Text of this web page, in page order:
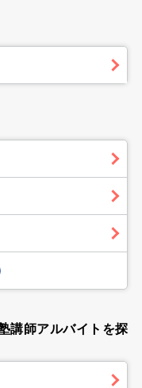
講師アルバイトを探